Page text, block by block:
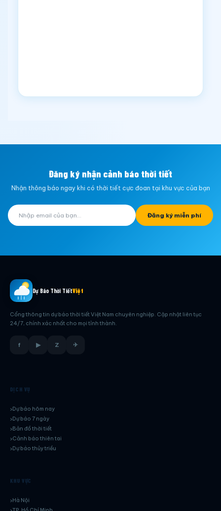
Đăng ký nhận cảnh báo thời tiết
Nhận thông báo ngay khi có thời tiết cực đoan tại khu vực của bạn
Đăng ký miễn phí
Dự Báo Thời TiếtViệt
Cổng thông tin dự báo thời tiết Việt Nam chuyên nghiệp. Cập nhật liên tục
24/7, chính xác nhất cho mọi tỉnh thành.
f ▶ Z ✈
DỊCH VỤ
Dự báo hôm nay
Dự báo 7 ngày
Bản đồ thời tiết
Cảnh báo thiên tai
Dự báo thủy triều
KHU VỰC
Hà Nội